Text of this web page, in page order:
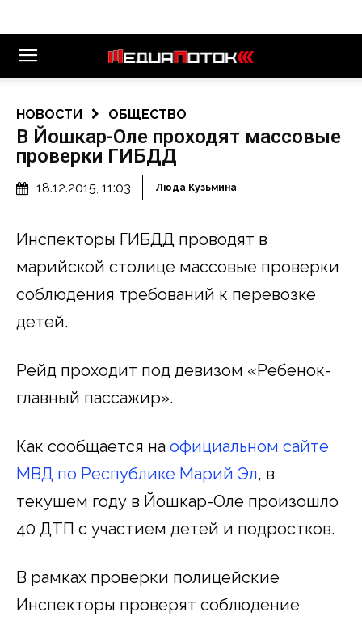
НОВОСТИ ОБЩЕСТВО
В Йошкар-Оле проходят массовые
проверки ГИБДД
18.12.2015, 11:03 Люда Кузьмина
Инспекторы ГИБДД проводят в
марийской столице массовые проверки
соблюдения требований к перевозке
детей.
Рейд проходит под девизом «Ребенок-
главный пассажир».
Как сообщается на официальном сайте
МВД по Республике Марий Эл, в
текущем году в Йошкар-Оле произошло
40 ДТП с участием детей и подростков.
В рамках проверки полицейские
Инспекторы проверят соблюдение